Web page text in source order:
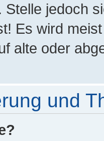
jedoch
Es wird
alte oder
und